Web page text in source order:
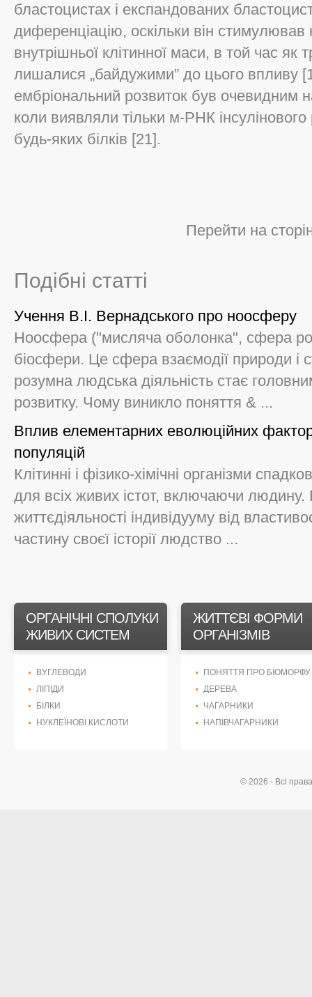
бластоцистах і експандованих
диференціацію, оскільки він стимулював
внутрішньої клітинної маси, в той час як
лишалися „байдужими” до цього впливу
ембріональний розвиток був очевидним
коли виявляли тільки м-РНК
будь-яких білків [21].
Перейти на
Подібні статті
Учення В.І. Вернадського про ноосферу
Ноосфера ("мисляча оболонка", сфера
біосфери. Це сфера взаємодії природи і
розумна людська діяльність стає
розвитку. Чому виникло поняття & ...
Вплив елементарних еволюційних
популяцій
Клітинні і фізико-хімічні організми
для всіх живих істот, включаючи
життєдіяльності індивідууму від
частину своєї історії людство ...
ОРГАНІЧНІ СПОЛУКИ
ЖИВИХ СИСТЕМ
ВУГЛЕВОДИ
ЛІПІДИ
БІЛКИ
НУКЛЕЇНОВІ КИСЛОТИ
ЖИТТЄВІ ФОРМИ
ОРГАНІЗМІВ
ПОНЯТТЯ ПРО БІОМОРФУ
ДЕРЕВА
ЧАГАРНИКИ
НАПІВЧАГАРНИКИ
© 2026 - Всі